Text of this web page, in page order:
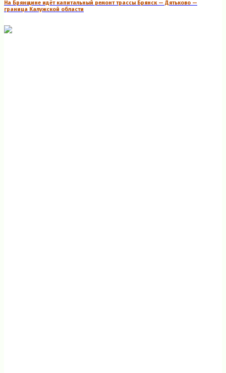
На Брянщине идёт капитальный ремонт трассы Брянск — Дятьково —
граница Калужской области